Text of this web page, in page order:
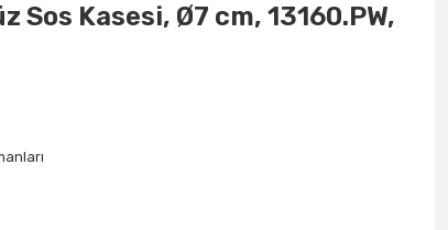
Sos Kasesi, Ø7 cm, 13160.PW,